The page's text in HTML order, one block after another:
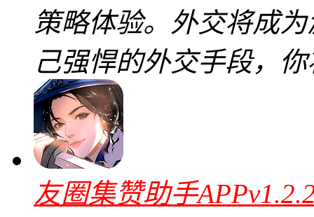
策略体验。外交将成
己强悍的外交手段，
友圈集赞助手